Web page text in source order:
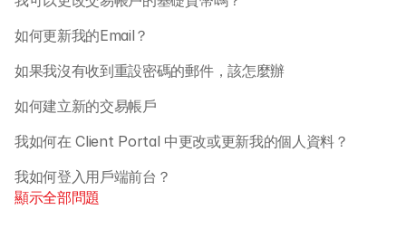
如何更新我的Email？
如果我沒有收到重設密碼的郵件，該怎麼辦
如何建立新的交易帳戶
我如何在 Client Portal 中更改或更新我的個人資料？
我如何登入用戶端前台？
顯示全部問題